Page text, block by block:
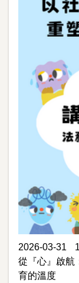
2026-03-31
從『心』啟航
育的溫度